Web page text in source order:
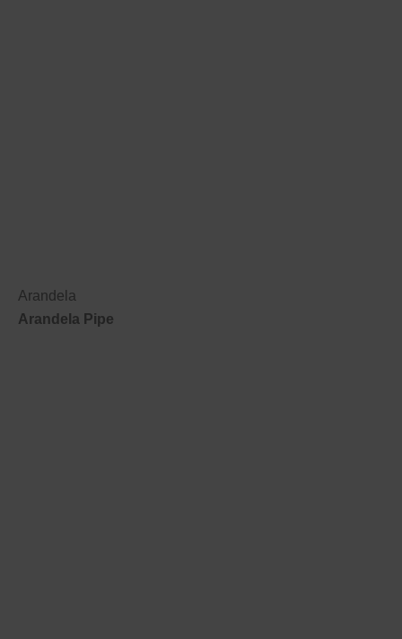
Arandela
Arandela Pipe